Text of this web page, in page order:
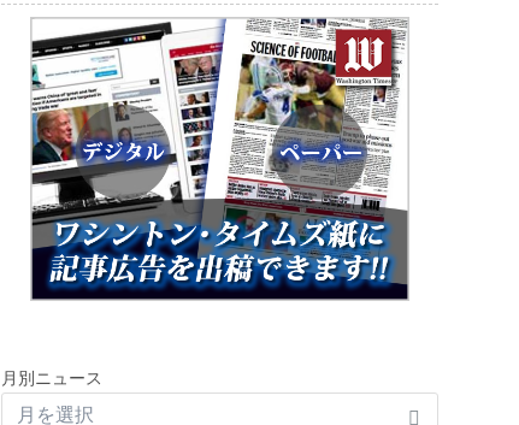
月別ニュース